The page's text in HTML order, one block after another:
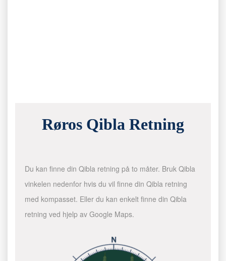
Røros Qibla Retning
Du kan finne din Qibla retning på to måter. Bruk Qibla
vinkelen nedenfor hvis du vil finne din Qibla retning
med kompasset. Eller du kan enkelt finne din Qibla
retning ved hjelp av Google Maps.